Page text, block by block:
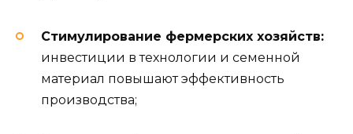
Стимулирование фермерских хозяйств:
инвестиции в технологии и семенной
материал повышают эффективность
производства;